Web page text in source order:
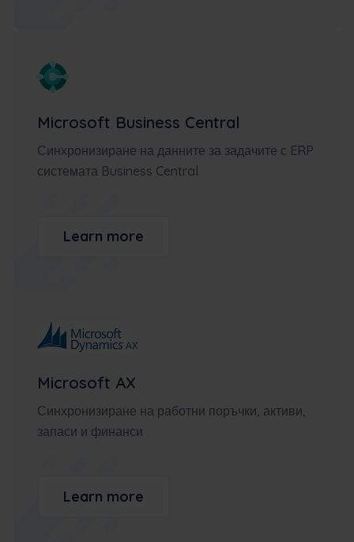
Microsoft Business Central
Синхронизиране на данните за задачите с ERP
системата Business Central
Learn more
Microsoft AX
Синхронизиране на работни поръчки, активи,
запаси и финанси
Learn more